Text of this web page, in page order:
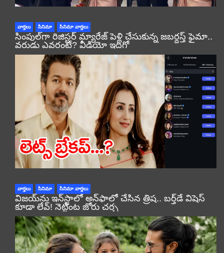
వార్తలు సినిమా సినిమా వార్తలు
సింపుల్‌గా రిజిస్టర్‌ మ్యారేజ్ పెళ్లి చేసుకున్న జబర్దస్త్ ఫైమా..
వరుడు ఎవరంటే? వీడియో ఇదిగో
వార్తలు సినిమా సినిమా వార్తలు
విజయ్‌ను ఇన్‌స్టాలో అన్‌ఫాలో చేసిన త్రిష.. బర్త్‌డే విషెస్
కూడా లేవ్! నెట్టింట జోరు చర్చ